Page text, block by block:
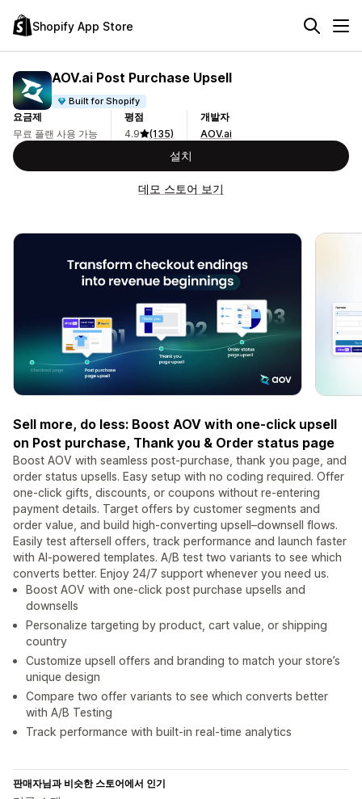
Shopify App Store
AOV.ai Post Purchase Upsell
Built for Shopify
요금제
무료 플랜 사용 가능
평점
4.9
(135)
개발자
AOV.ai
설치
데모 스토어 보기
Sell more, do less: Boost AOV with one-click upsell
on Post purchase, Thank you & Order status page
Boost AOV with seamless post-purchase, thank you page, and
order status upsells. Easy setup with no coding required. Offer
one-click gifts, discounts, or coupons without re-entering
payment details. Target offers by customer segments and
order value, and build high-converting upsell–downsell flows.
Easily test aftersell offers, track performance and launch faster
with AI-powered templates. A/B test two variants to see which
converts better. Enjoy 24/7 support whenever you need us.
Boost AOV with one-click post purchase upsells and
downsells
Personalize targeting by product, cart value, or shipping
country
Customize upsell offers and branding to match your store’s
unique design
Compare two offer variants to see which converts better
with A/B Testing
Track performance with built-in real-time analytics
판매자님과 비슷한 스토어에서 인기